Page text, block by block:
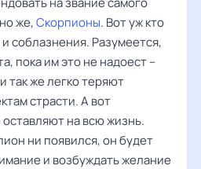
же,Скорпионы. Вот уж кто
соблазнения. Разумеется,
пока им это не надоест –
так же легко теряют
страсти. А вот
на всю жизнь.
ни появился, он будет
и возбуждать желание